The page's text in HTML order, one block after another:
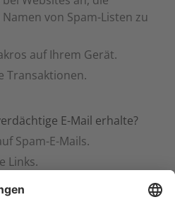
von Spam-Listen zu
auf Ihrem Gerät.
Transaktionen.
E-Mail erhalte?
Spam-E-Mails.
Links.